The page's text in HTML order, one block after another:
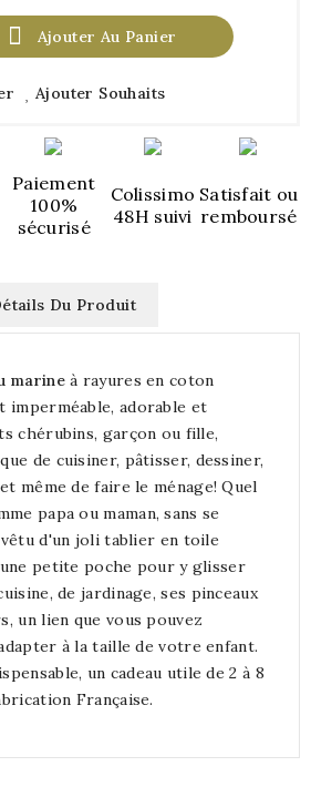
 Ajouter Au Panier
Ajouter Souhaits
Paiement
100%
sécurisé
Colissimo
48H suivi
Satisfait ou
remboursé
Du Produit
marineà rayures en coton
imperméable, adorable et
chérubins, garçon ou fille,
de cuisiner, pâtisser, dessiner,
même de faire le ménage! Quel
papa ou maman, sans se
d'un joli tablier en toile
petite poche pour y glisser
de jardinage, ses pinceaux
un lien que vous pouvez
à la taille de votre enfant.
un cadeau utile de 2 à 8
Française.